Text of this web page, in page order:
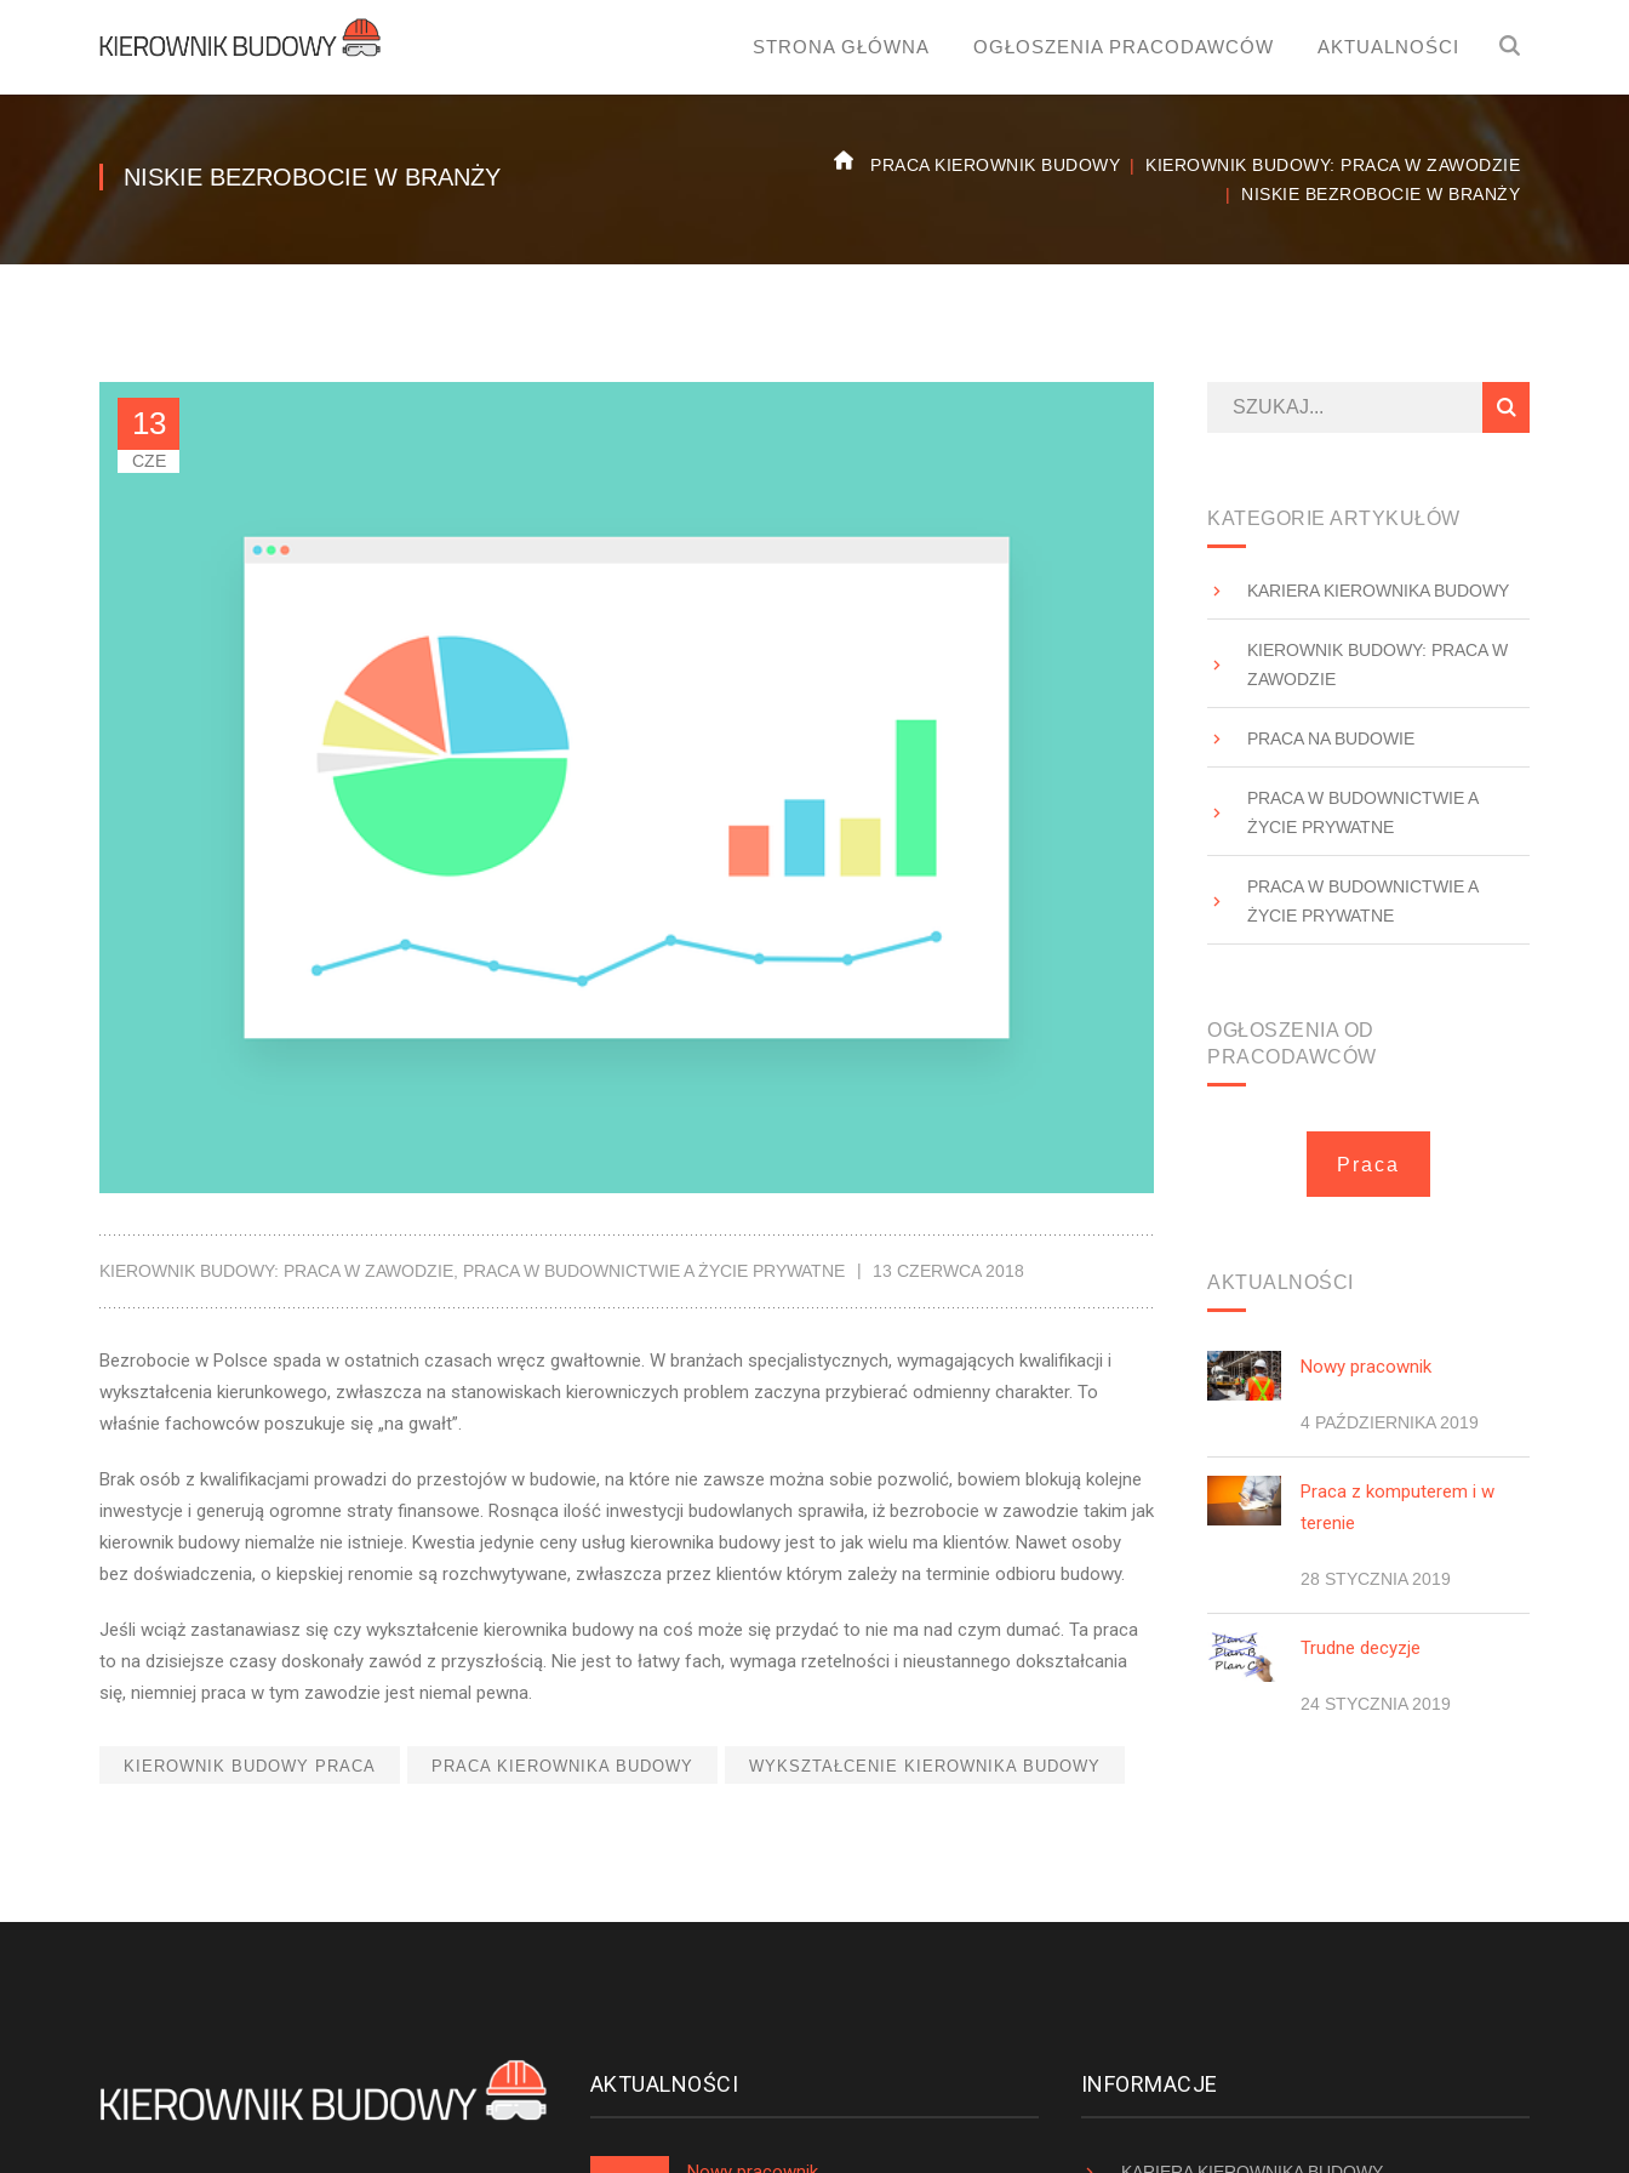
STRONA GŁÓWNA OGŁOSZENIA PRACODAWCÓW AKTUALNOŚCI
NISKIE BEZROBOCIE W BRANŻY PRACA KIEROWNIK BUDOWY
KIEROWNIK BUDOWY: PRACA W ZAWODZIE
NISKIE BEZROBOCIE W BRANŻY
13
CZE
KIEROWNIK BUDOWY: PRACA W ZAWODZIE PRACA W BUDOWNICTWIE A ŻYCIE PRYWATNE 13 CZERWCA 2018
Bezrobocie w Polsce spada w ostatnich czasach wręcz gwałtownie. W branżach specjalistycznych, wymagających kwalifikacji i
wykształcenia kierunkowego, zwłaszcza na stanowiskach kierowniczych problem zaczyna przybierać odmienny charakter. To
właśnie fachowców poszukuje się „na gwałt”.
Brak osób z kwalifikacjami prowadzi do przestojów w budowie, na które nie zawsze można sobie pozwolić, bowiem blokują kolejne
inwestycje i generują ogromne straty finansowe. Rosnąca ilość inwestycji budowlanych sprawiła, iż bezrobocie w zawodzie takim jak
kierownik budowy niemalże nie istnieje. Kwestia jedynie ceny usług kierownika budowy jest to jak wielu ma klientów. Nawet osoby
bez doświadczenia, o kiepskiej renomie są rozchwytywane, zwłaszcza przez klientów którym zależy na terminie odbioru budowy.
Jeśli wciąż zastanawiasz się czy wykształcenie kierownika budowy na coś może się przydać to nie ma nad czym dumać. Ta praca
to na dzisiejsze czasy doskonały zawód z przyszłością. Nie jest to łatwy fach, wymaga rzetelności i nieustannego dokształcania
się, niemniej praca w tym zawodzie jest niemal pewna.
KIEROWNIK BUDOWY PRACA PRACA KIEROWNIKA BUDOWY WYKSZTAŁCENIE KIEROWNIKA BUDOWY
KATEGORIE ARTYKUŁÓW
KARIERA KIEROWNIKA BUDOWY
KIEROWNIK BUDOWY: PRACA W
ZAWODZIE
PRACA NA BUDOWIE
PRACA W BUDOWNICTWIE A
ŻYCIE PRYWATNE
PRACA W BUDOWNICTWIE A
ŻYCIE PRYWATNE
OGŁOSZENIA OD
PRACODAWCÓW
Praca
AKTUALNOŚCI
Nowy pracownik
4 PAŹDZIERNIKA 2019
Praca z komputerem i w
terenie
28 STYCZNIA 2019
Trudne decyzje
24 STYCZNIA 2019
AKTUALNOŚCI INFORMACJE